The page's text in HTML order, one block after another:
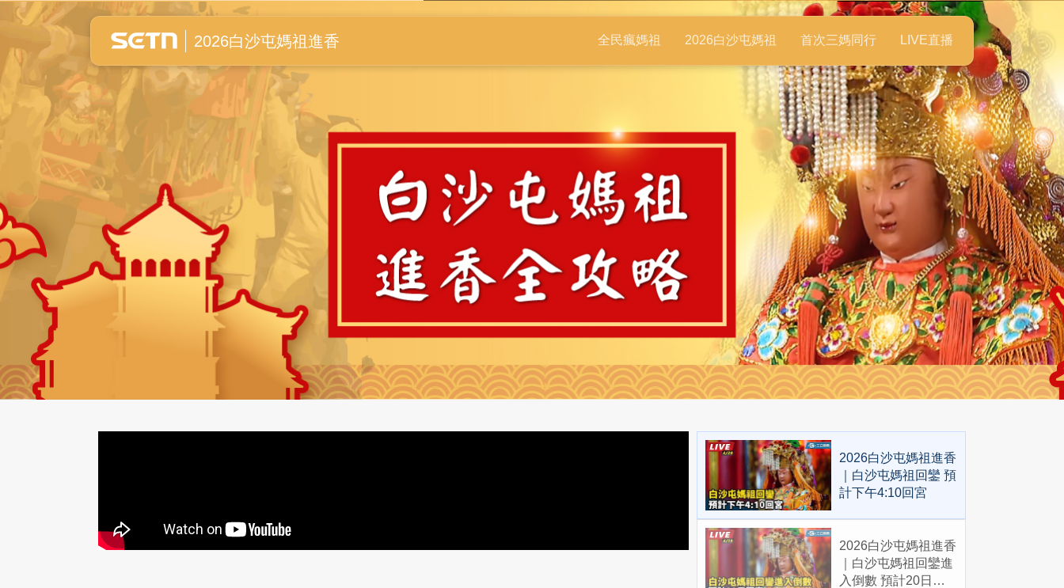
白沙屯媽祖進香全紀錄
2026白沙屯媽祖進香 全民瘋媽祖 2026白沙屯媽祖 首次三媽同行 LIVE直播
2026白沙屯媽祖進香
｜白沙屯媽祖回鑾 預
計下午4:10回宮
2026白沙屯媽祖進香
｜白沙屯媽祖回鑾進
入倒數 預計20日回